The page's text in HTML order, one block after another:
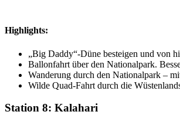
Highlights:
„Big Daddy“-Düne besteigen und von
Ballonfahrt über den Nationalpark.
Wanderung durch den Nationalpark –
Wilde Quad-Fahrt durch die
Station 8: Kalahari